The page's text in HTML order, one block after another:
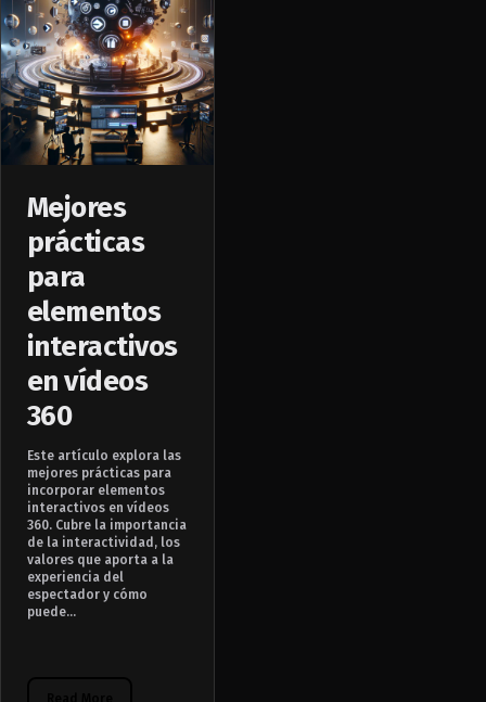
Mejores
prácticas
para
elementos
interactivos
en vídeos
360
Este artículo explora las
mejores prácticas para
incorporar elementos
interactivos en vídeos
360. Cubre la importancia
de la interactividad, los
valores que aporta a la
experiencia del
espectador y cómo
puede...